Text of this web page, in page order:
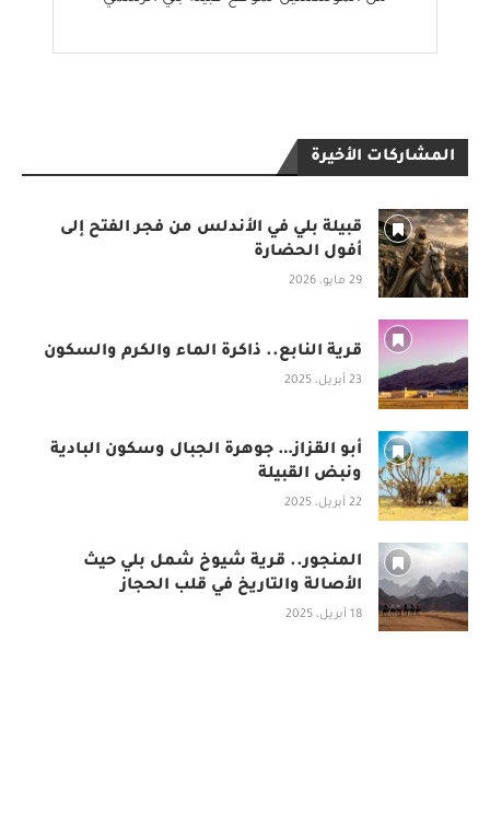
المشاركات الأخيرة
قبيلة بلي في الأندلس من فجر الفتح إلى
أفول الحضارة
29 مايو، 2026
قرية النابع.. ذاكرة الماء والكرم والسكون
23 أبريل، 2025
أبو القزاز… جوهرة الجبال وسكون البادية
ونبض القبيلة
22 أبريل، 2025
المنجور.. قرية شيوخ شمل بلي حيث
الأصالة والتاريخ في قلب الحجاز
18 أبريل، 2025